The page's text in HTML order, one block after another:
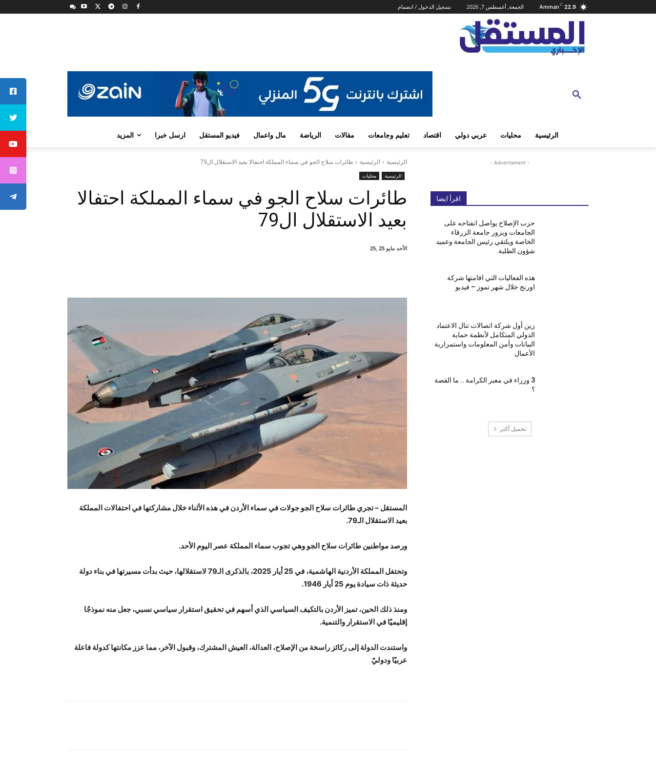
22.9
C
Amman الجمعة, أغسطس 7, 2026 تسجيل الدخول / انضمام
الرئيسية محليات عربي دولي اقتصاد تعليم وجامعات مقالات الرياضة مال واعمال فيديو المستقل ارسل خبرا المزيد
الرئيسية الرئيسية طائرات سلاح الجو في سماء المملكة احتفالا بعيد الاستقلال ال79
الرئيسية محليات
طائرات سلاح الجو في سماء المملكة احتفالا
بعيد الاستقلال ال79
الأحد مايو 25 ,25
المستقل – تجري طائرات سلاح الجو جولات في سماء الأردن في هذه الأثناء خلال مشاركتها في احتفالات المملكة
بعيد الاستقلال الـ79.
ورصد مواطنين طائرات سلاح الجو وهي تجوب سماء المملكة عصر اليوم الأحد.
وتحتفل المملكة الأردنية الهاشمية، في 25 أيار 2025، بالذكرى الـ79 لاستقلالها، حيث بدأت مسيرتها في بناء دولة
حديثة ذات سيادة يوم 25 أيار 1946.
ومنذ ذلك الحين، تميز الأردن بالتكيف السياسي الذي أسهم في تحقيق استقرار سياسي نسبي، جعل منه نموذجًا
إقليميًا في الاستقرار والتنمية.
واستندت الدولة إلى ركائز راسخة من الإصلاح، العدالة، العيش المشترك، وقبول الآخر، مما عزز مكانتها كدولة فاعلة
عربيًا ودوليً
- Advertisment -
اقرأ ايضا
حزب الإصلاح يواصل انفتاحه على
الجامعات ويزور جامعة الزرقاء
الخاصة ويلتقي رئيس الجامعة وعميد
شؤون الطلبة
هذه الفعاليات التي اقامتها شركة
اورنج خلال شهر تموز – فيديو
زين أول شركة اتصالات تنال الاعتماد
الدولي المتكامل لأنظمة حماية
البيانات وأمن المعلومات واستمرارية
الأعمال
3 وزراء في معبر الكرامة .. ما القصة
؟
تحميل أكثر